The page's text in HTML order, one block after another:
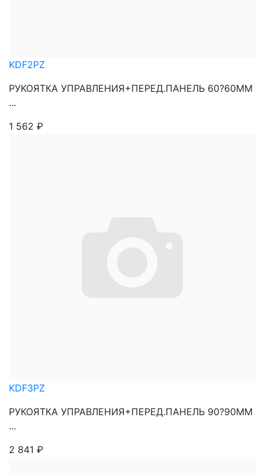
KDF2PZ
РУКОЯТКА УПРАВЛЕНИЯ+ПЕРЕД.ПАНЕЛЬ 60?60ММ
...
1 562 ₽
KDF3PZ
РУКОЯТКА УПРАВЛЕНИЯ+ПЕРЕД.ПАНЕЛЬ 90?90ММ
...
2 841 ₽